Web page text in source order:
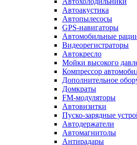
Автоакустика
Автопылесосы
GPS-навигаторы
Автомобильные
Видеорегистраторы
Автокресло
Мойки высокого
Компрессор
Дополнительное
Домкраты
FM-модуляторы
Автовизитки
Пуско-зарядные
Автодержатели
Автомагнитолы
Антирадары